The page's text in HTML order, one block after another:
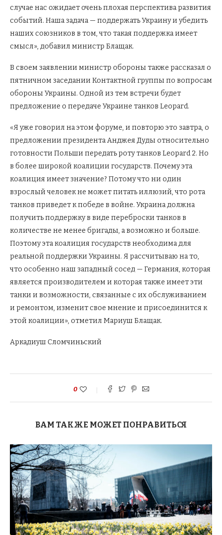
случае нас ожидает очень плохая перспектива развития
событий. Наша задача — поддержать Украину и убедить
наших союзников в том, что такая поддержка имеет
смысл», добавил министр Блащак.
В своем заявлении министр обороны также рассказал о
пятничном заседании Контактной группы по вопросам
обороны Украины. Одной из тем встречи будет
предложение о передаче Украине танков Leopard.
«Я уже говорил на этом форуме, и повторю это завтра, о
предложении президента Анджея Дуды относительно
готовности Польши передать роту танков Leopard 2. Но
в более широкой коалиции государств. Почему эта
коалиция имеет значение? Потому что ни один
взрослый человек не может питать иллюзий, что рота
танков приведет к победе в войне. Украина должна
получить поддержку в виде переброски танков в
количестве не менее бригады, а возможно и больше.
Поэтому эта коалиция государств необходима для
реальной поддержки Украины. Я рассчитываю на то,
что особенно наш западный сосед — Германия, которая
является производителем и которая также имеет эти
танки и возможности, связанные с их обслуживанием
и ремонтом, изменит свое мнение и присоединится к
этой коалиции», отметил Мариуш Блащак.
Аркадиуш Сломчиньский
0
ВАМ ТАКЖЕ МОЖЕТ ПОНРАВИТЬСЯ